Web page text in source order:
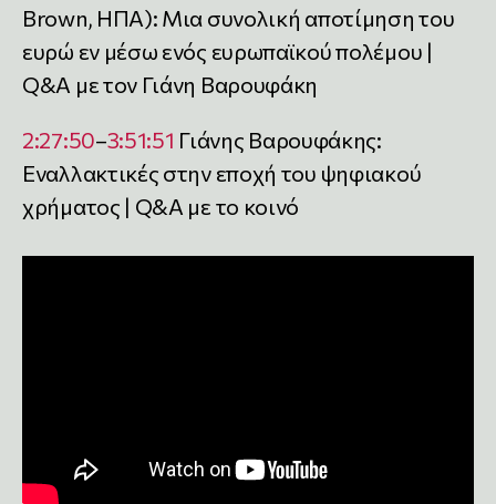
Brown, ΗΠΑ): Μια συνολική αποτίμηση του
ευρώ εν μέσω ενός ευρωπαϊκού πολέμου |
Q&A με τον Γιάνη Βαρουφάκη
2:27:50–3:51:51 Γιάνης Βαρουφάκης:
Εναλλακτικές στην εποχή του ψηφιακού
χρήματος | Q&A με το κοινό